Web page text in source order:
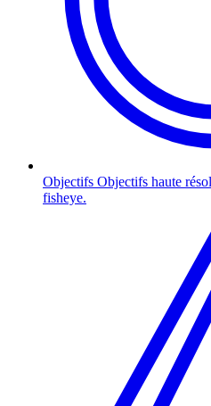
Objectifs Objectifs haute
fisheye.